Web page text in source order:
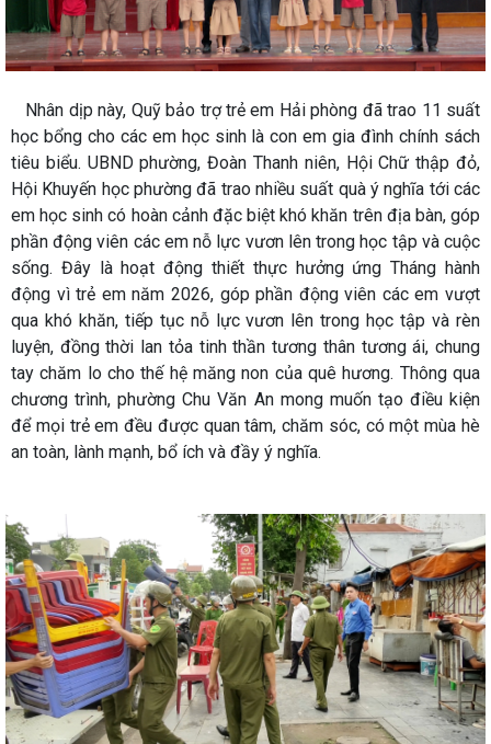
Nhân dịp này, Quỹ bảo trợ trẻ em Hải phòng đã trao 11 suất
học bổng cho các em học sinh là con em gia đình chính sách
tiêu biểu. UBND phường, Đoàn Thanh niên, Hội Chữ thập đỏ,
Hội Khuyến học phường đã trao nhiều suất quà ý nghĩa tới các
em học sinh có hoàn cảnh đặc biệt khó khăn trên địa bàn, góp
phần động viên các em nỗ lực vươn lên trong học tập và cuộc
sống. Đây là hoạt động thiết thực hưởng ứng Tháng hành
động vì trẻ em năm 2026, góp phần động viên các em vượt
qua khó khăn, tiếp tục nỗ lực vươn lên trong học tập và rèn
luyện, đồng thời lan tỏa tinh thần tương thân tương ái, chung
tay chăm lo cho thế hệ măng non của quê hương. Thông qua
chương trình, phường Chu Văn An mong muốn tạo điều kiện
để mọi trẻ em đều được quan tâm, chăm sóc, có một mùa hè
an toàn, lành mạnh, bổ ích và đầy ý nghĩa.